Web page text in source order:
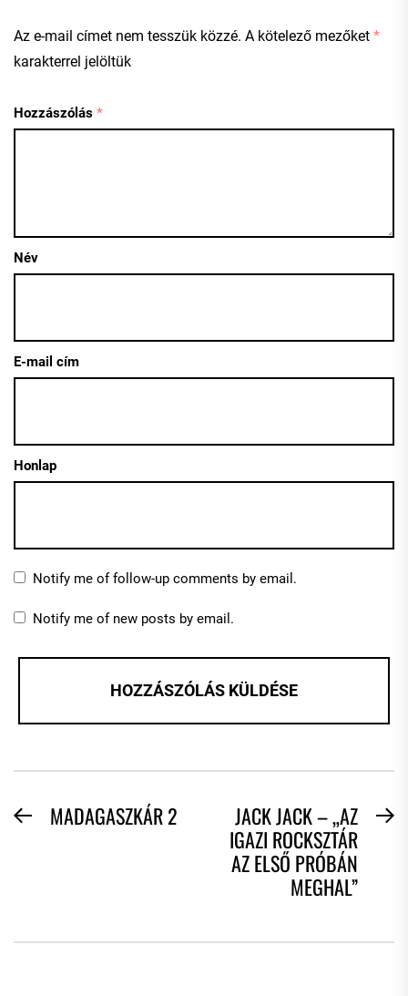
Az e-mail címet nem tesszük közzé. A kötelező mezőket *
karakterrel jelöltük
Hozzászólás *
Név
E-mail cím
Honlap
Notify me of follow-up comments by email.
Notify me of new posts by email.
BEJEGYZÉS
PreviousMADAGASZKÁR 2
JACK JACK – „AZ
IGAZI ROCKSZTÁR
AZ ELSŐ PRÓBÁN
MEGHAL”